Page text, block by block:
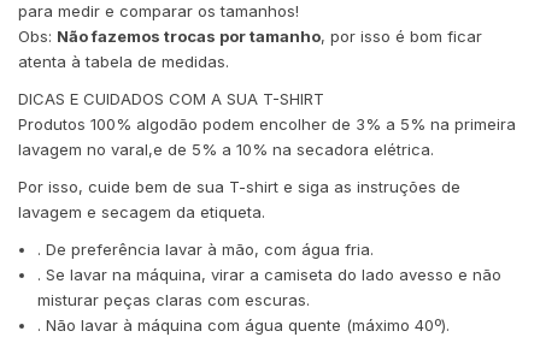
para medir e comparar os tamanhos!
Obs: Não fazemos trocas por tamanho, por isso é bom ficar
atenta à tabela de medidas.
DICAS E CUIDADOS COM A SUA T-SHIRT
Produtos 100% algodão podem encolher de 3% a 5% na primeira
lavagem no varal,e de 5% a 10% na secadora elétrica.
Por isso, cuide bem de sua T-shirt e siga as instruções de
lavagem e secagem da etiqueta.
. De preferência lavar à mão, com água fria.
. Se lavar na máquina, virar a camiseta do lado avesso e não
misturar peças claras com escuras.
. Não lavar à máquina com água quente (máximo 40º).